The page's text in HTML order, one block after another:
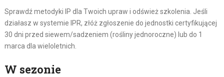
Sprawdź metodyki IP dla Twoich upraw i odśwież szkolenia. Jeśli
działasz w systemie IPR, złóż zgłoszenie do jednostki certyfikującej
30 dni przed siewem/sadzeniem (rośliny jednoroczne) lub do 1
marca dla wieloletnich.
W sezonie